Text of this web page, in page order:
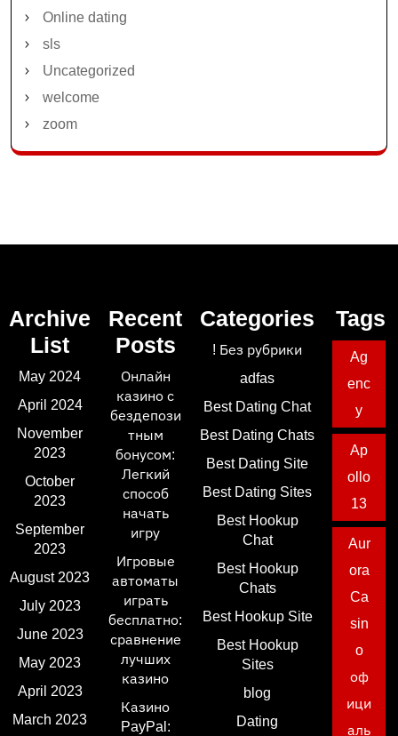
Online dating
sls
Uncategorized
welcome
zoom
Archive
List
May 2024
April 2024
November
2023
October
2023
September
2023
August 2023
July 2023
June 2023
May 2023
April 2023
March 2023
Recent
Posts
Онлайн
казино с
бездепози
тным
бонусом:
Легкий
способ
начать
игру
Игровые
автоматы
играть
бесплатно:
сравнение
лучших
казино
Казино
PayPal:
Categories
! Без рубрики
adfas
Best Dating Chat
Best Dating Chats
Best Dating Site
Best Dating Sites
Best Hookup
Chat
Best Hookup
Chats
Best Hookup Site
Best Hookup
Sites
blog
Dating
Tags
Ag
enc
y
Ap
ollo
13
Aur
ora
Ca
sin
o
оф
ици
аль